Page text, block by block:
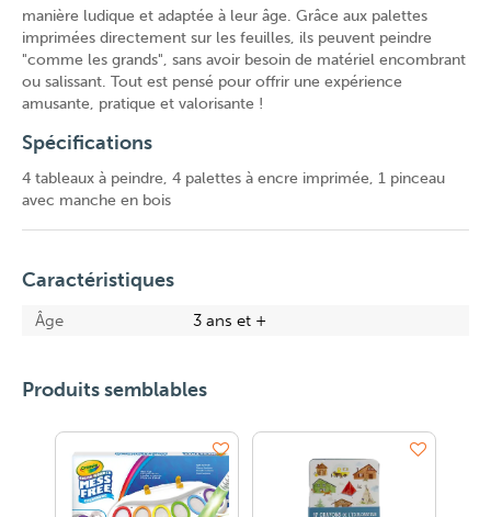
manière ludique et adaptée à leur âge. Grâce aux palettes
imprimées directement sur les feuilles, ils peuvent peindre
"comme les grands", sans avoir besoin de matériel encombrant
ou salissant. Tout est pensé pour offrir une expérience
amusante, pratique et valorisante !
Spécifications
4 tableaux à peindre, 4 palettes à encre imprimée, 1 pinceau
avec manche en bois
Caractéristiques
Âge 3 ans et +
Produits semblables